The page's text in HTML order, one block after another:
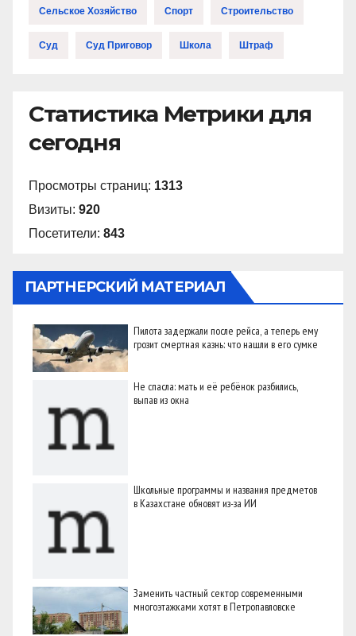
Сельское Хозяйство Спорт Строительство
Суд Суд Приговор Школа Штраф
Статистика Метрики для
сегодня
Просмотры страниц: 1313
Визиты: 920
Посетители: 843
ПАРТНЕРСКИЙ МАТЕРИАЛ
Пилота задержали после рейса, а теперь ему
грозит смертная казнь: что нашли в его сумке
Не спасла: мать и её ребёнок разбились,
выпав из окна
Школьные программы и названия предметов
в Казахстане обновят из-за ИИ
Заменить частный сектор современными
многоэтажками хотят в Петропавловске